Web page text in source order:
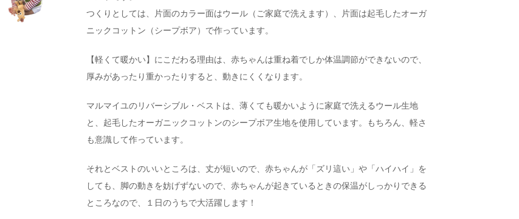
つくりとしては、片面のカラー面はウール（ご家庭で洗えます）、片面は起毛したオーガ
ニックコットン（シープボア）で作っています。
【軽くて暖かい】にこだわる理由は、赤ちゃんは重ね着でしか体温調節ができないので、
厚みがあったり重かったりすると、動きにくくなります。
マルマイユのリバーシブル・ベストは、薄くても暖かいように家庭で洗えるウール生地
と、起毛したオーガニックコットンのシープボア生地を使用しています。もちろん、軽さ
も意識して作っています。
それとベストのいいところは、丈が短いので、赤ちゃんが「ズリ這い」や「ハイハイ」を
しても、脚の動きを妨げずないので、赤ちゃんが起きているときの保温がしっかりできる
ところなので、１日のうちで大活躍します！